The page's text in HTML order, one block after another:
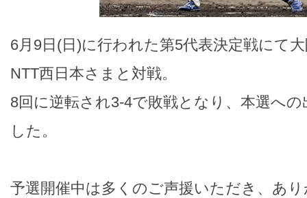
6月9日(日)に行われた第5代表決定戦にて
NTT西日本さまと対戦。
8回に逆転され3-4で敗戦となり、本選へ
した。
予選開催中は多くのご声援いただき、あ